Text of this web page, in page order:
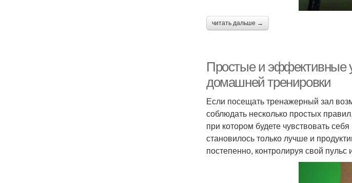
читать дальше →
Простые и эффективные
домашней тренировки
Если посещать тренажерный зал
соблюдать несколько простых
при котором будете чувствовать
становилось только лучше и
постепенно, контролируя свой пульс